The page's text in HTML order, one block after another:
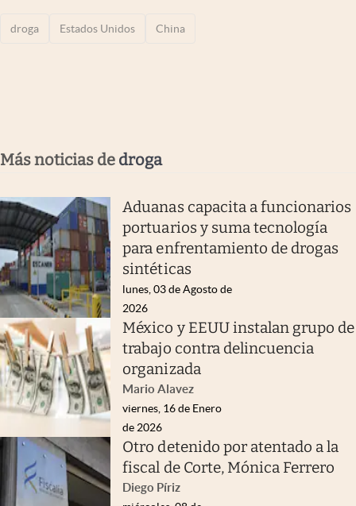
droga Estados Unidos China
Más noticias de droga
Aduanas capacita a funcionarios
portuarios y suma tecnología
para enfrentamiento de drogas
sintéticas
lunes, 03 de Agosto de
2026
México y EEUU instalan grupo de
trabajo contra delincuencia
organizada
Mario Alavez
viernes, 16 de Enero
de 2026
Otro detenido por atentado a la
fiscal de Corte, Mónica Ferrero
Diego Píriz